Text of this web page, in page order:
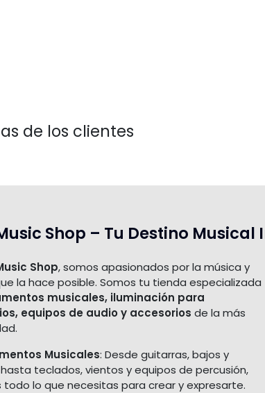
de los clientes
Shop – Tu Destino Musical
Shop, somos apasionados por la música y
la hace posible. Somos tu tienda especializada
musicales, iluminación para
equipos de audio y accesorios de la más
Musicales: Desde guitarras, bajos y
teclados, vientos y equipos de percusión,
lo que necesitas para crear y expresarte.